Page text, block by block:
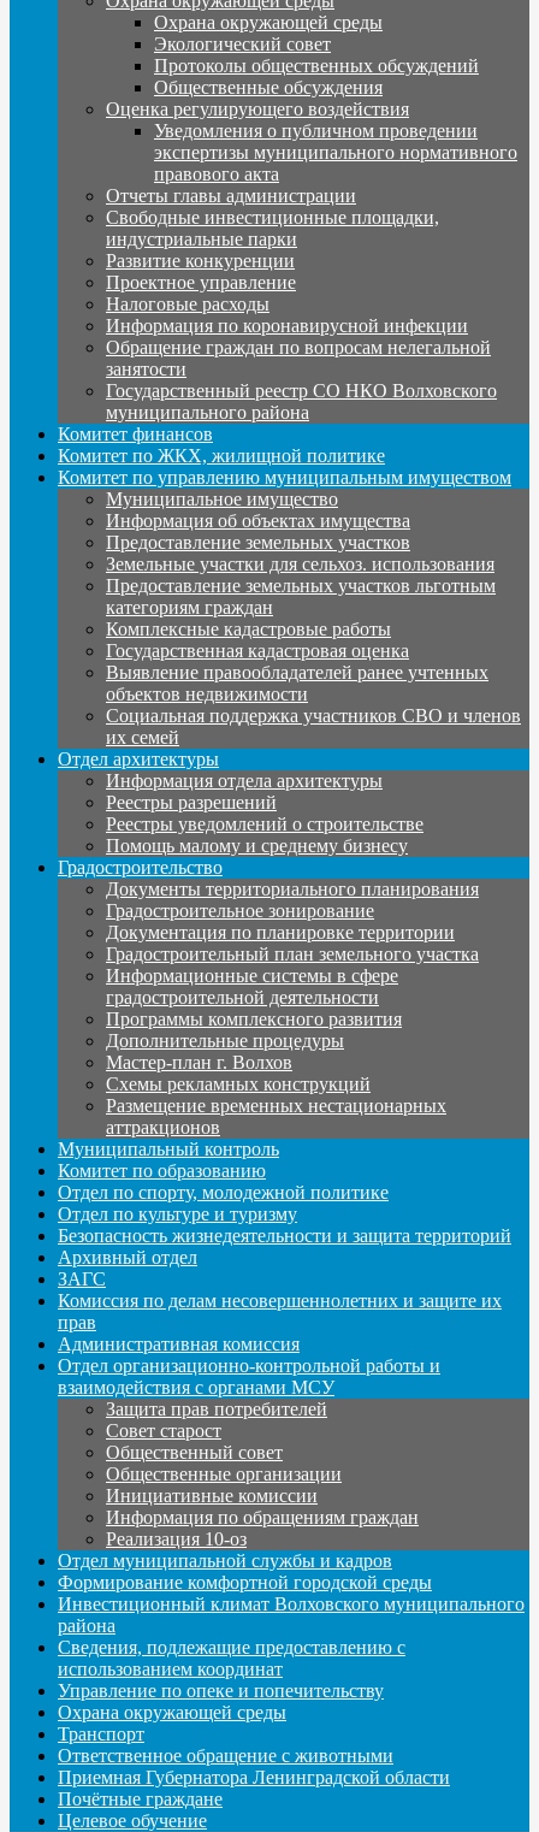
Охрана окружающей среды
Экологический совет
Протоколы общественных обсуждений
Общественные обсуждения
Оценка регулирующего воздействия
Уведомления о публичном проведении
экспертизы муниципального нормативного
правового акта
Отчеты главы администрации
Свободные инвестиционные площадки,
индустриальные парки
Развитие конкуренции
Проектное управление
Налоговые расходы
Информация по коронавирусной инфекции
Обращение граждан по вопросам нелегальной
занятости
Государственный реестр СО НКО Волховского
муниципального района
Комитет финансов
Комитет по ЖКХ, жилищной политике
Комитет по управлению муниципальным имуществом
Муниципальное имущество
Информация об объектах имущества
Предоставление земельных участков
Земельные участки для сельхоз. использования
Предоставление земельных участков льготным
категориям граждан
Комплексные кадастровые работы
Государственная кадастровая оценка
Выявление правообладателей ранее учтенных
объектов недвижимости
Социальная поддержка участников СВО и членов
их семей
Отдел архитектуры
Информация отдела архитектуры
Реестры разрешений
Реестры уведомлений о строительстве
Помощь малому и среднему бизнесу
Градостроительство
Документы территориального планирования
Градостроительное зонирование
Документация по планировке территории
Градостроительный план земельного участка
Информационные системы в сфере
градостроительной деятельности
Программы комплексного развития
Дополнительные процедуры
Мастер-план г. Волхов
Схемы рекламных конструкций
Размещение временных нестационарных
аттракционов
Муниципальный контроль
Комитет по образованию
Отдел по спорту, молодежной политике
Отдел по культуре и туризму
Безопасность жизнедеятельности и защита территорий
Архивный отдел
ЗАГС
Комиссия по делам несовершеннолетних и защите их
прав
Административная комиссия
Отдел организационно-контрольной работы и
взаимодействия с органами МСУ
Защита прав потребителей
Совет старост
Общественный совет
Общественные организации
Инициативные комиссии
Информация по обращениям граждан
Реализация 10-оз
Отдел муниципальной службы и кадров
Формирование комфортной городской среды
Инвестиционный климат Волховского муниципального
района
Сведения, подлежащие предоставлению с
использованием координат
Управление по опеке и попечительству
Охрана окружающей среды
Транспорт
Ответственное обращение с животными
Приемная Губернатора Ленинградской области
Почётные граждане
Целевое обучение